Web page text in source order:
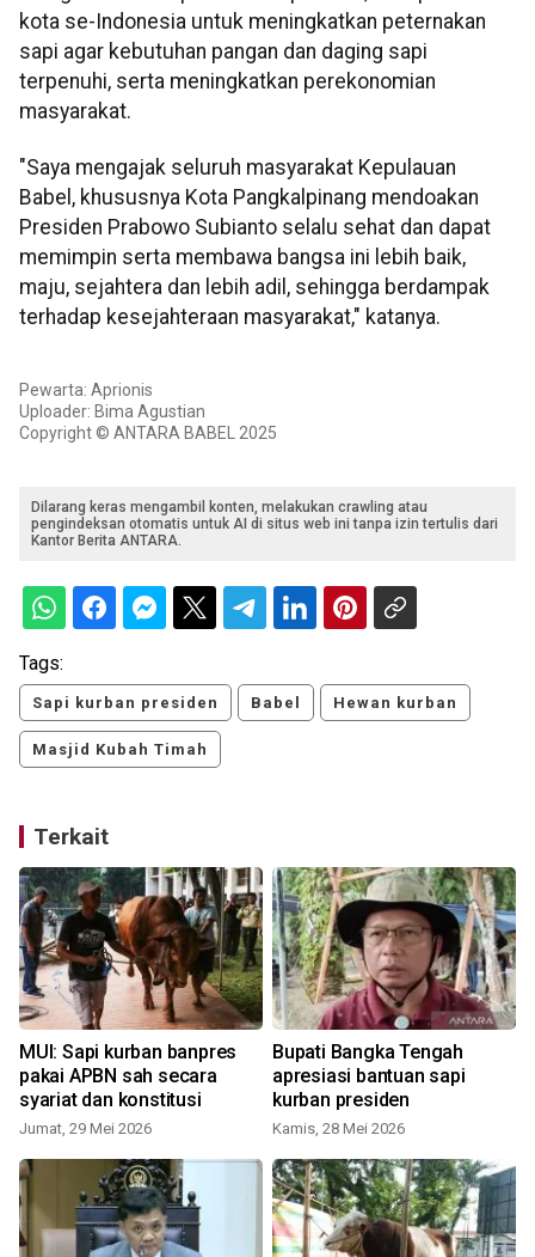
kota se-Indonesia untuk meningkatkan peternakan
sapi agar kebutuhan pangan dan daging sapi
terpenuhi, serta meningkatkan perekonomian
masyarakat.
"Saya mengajak seluruh masyarakat Kepulauan
Babel, khususnya Kota Pangkalpinang mendoakan
Presiden Prabowo Subianto selalu sehat dan dapat
memimpin serta membawa bangsa ini lebih baik,
maju, sejahtera dan lebih adil, sehingga berdampak
terhadap kesejahteraan masyarakat," katanya.
Pewarta: Aprionis
Uploader: Bima Agustian
Copyright © ANTARA BABEL 2025
Dilarang keras mengambil konten, melakukan crawling atau
pengindeksan otomatis untuk AI di situs web ini tanpa izin tertulis dari
Kantor Berita ANTARA.
Tags:
Sapi kurban presiden Babel Hewan kurban
Masjid Kubah Timah
Terkait
MUI: Sapi kurban banpres
pakai APBN sah secara
syariat dan konstitusi
Jumat, 29 Mei 2026
Bupati Bangka Tengah
apresiasi bantuan sapi
kurban presiden
Kamis, 28 Mei 2026